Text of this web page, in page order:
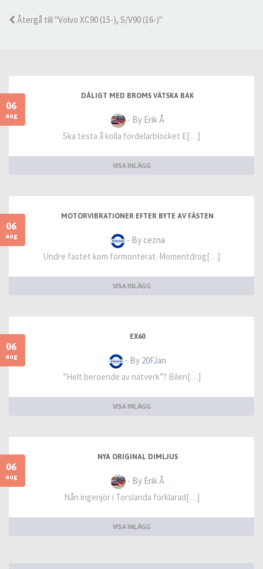
Återgå till "Volvo XC90 (15-), S/V90 (16-)"
06
aug
DÅLIGT MED BROMS VÄTSKA BAK
- By Erik Å
Ska testa å kolla fördelarblocket E[…]
VISA INLÄGG
06
aug
MOTORVIBRATIONER EFTER BYTE AV FÄSTEN
- By cezna
Undre fästet kom förmonterat. Momentdrog[…]
VISA INLÄGG
06
aug
EX60
- By 20FJan
”Helt beroende av nätverk”? Bilen[…]
VISA INLÄGG
06
aug
NYA ORIGINAL DIMLJUS
- By Erik Å
Nån ingenjör i Torslanda förklarad[…]
VISA INLÄGG